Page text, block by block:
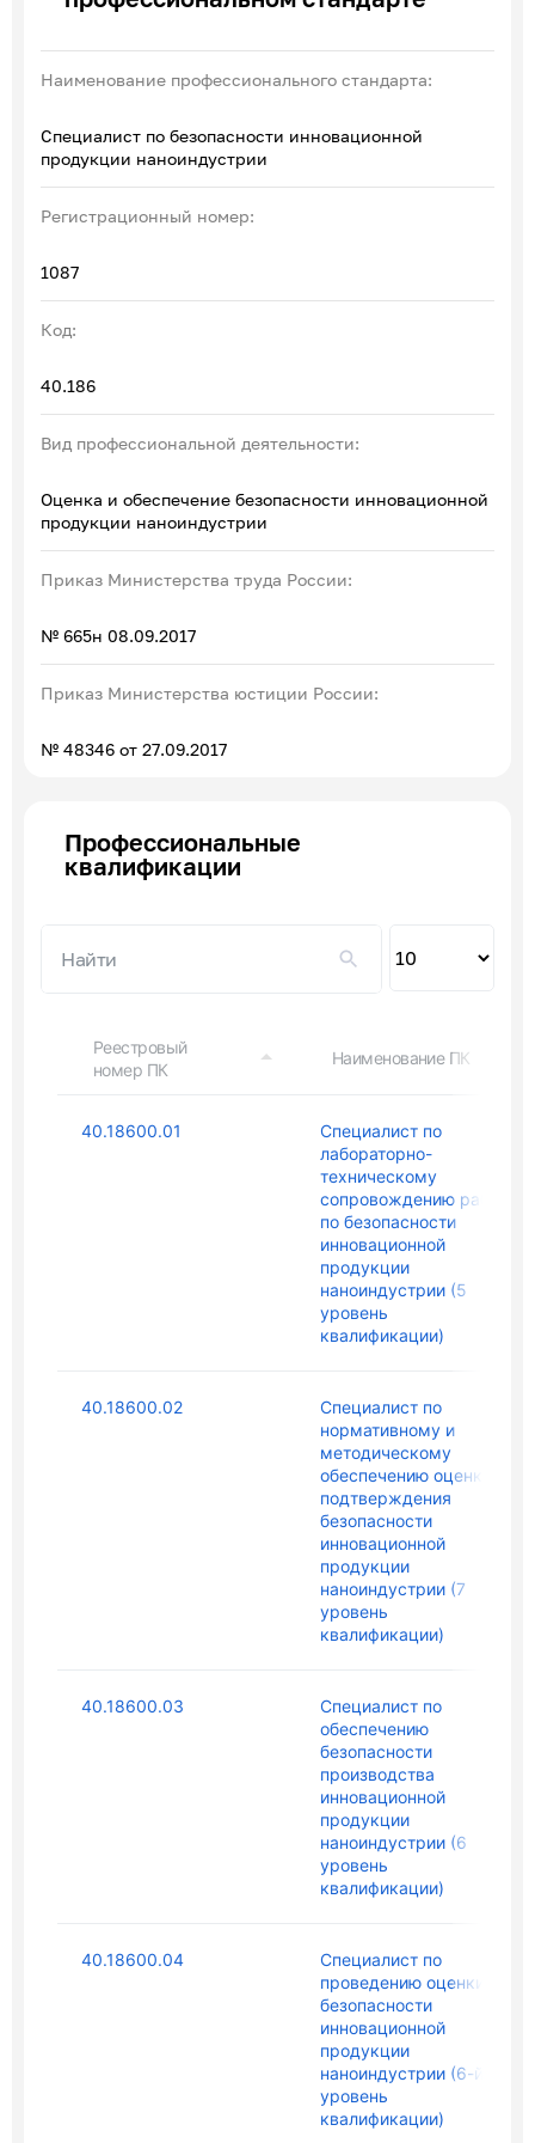
Наименование профессионального стандарта:
Специалист по безопасности инновационной
продукции наноиндустрии
Регистрационный номер:
1087
Код:
40.186
Вид профессиональной деятельности:
Оценка и обеспечение безопасности инновационной
продукции наноиндустрии
Приказ Министерства труда России:
№ 665н 08.09.2017
Приказ Министерства юстиции России:
№ 48346 от 27.09.2017
Профессиональные
квалификации
Реестровый
номер ПК
Наименование ПК
40.18600.01
Специалист по
лабораторно-
техническому
сопровождению работ
по безопасности
инновационной
продукции
наноиндустрии (5
уровень
квалификации)
40.18600.02
Специалист по
нормативному и
методическому
обеспечению оценки и
подтверждения
безопасности
инновационной
продукции
наноиндустрии (7
уровень
квалификации)
40.18600.03
Специалист по
обеспечению
безопасности
производства
инновационной
продукции
наноиндустрии (6
уровень
квалификации)
40.18600.04
Специалист по
проведению оценки
безопасности
инновационной
продукции
наноиндустрии (6-й
уровень
квалификации)